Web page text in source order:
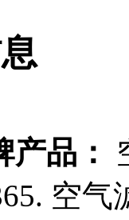
产品：
空气